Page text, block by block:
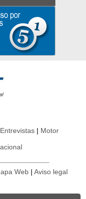
Entrevistas Motor
Web Aviso legal